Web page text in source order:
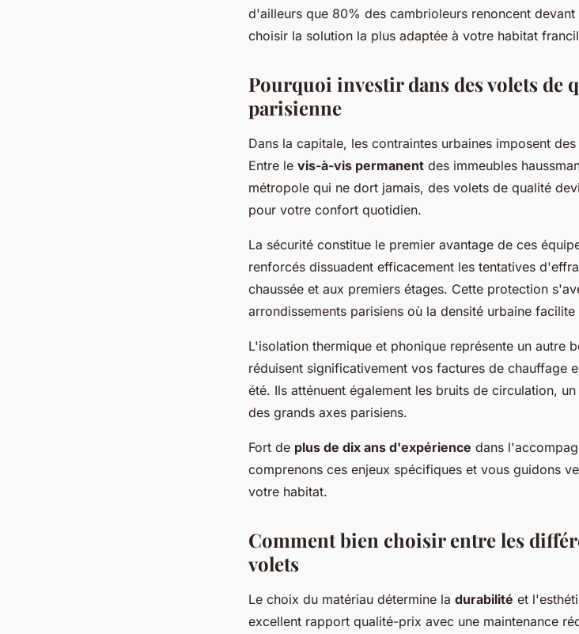
d'ailleurs que 80% des cambrioleurs renoncent
choisir la solution la plus adaptée à votre habitat
Pourquoi investir dans des volets de
parisienne
Dans la capitale, les contraintes urbaines imposent
Entre le vis-à-vis permanent des immeubles
métropole qui ne dort jamais, des volets de qualité
pour votre confort quotidien.
La sécurité constitue le premier avantage de ces
renforcés dissuadent efficacement les tentatives
chaussée et aux premiers étages. Cette protection
arrondissements parisiens où la densité urbaine
L'isolation thermique et phonique représente un autre
réduisent significativement vos factures de chauffage
été. Ils atténuent également les bruits de circulation,
des grands axes parisiens.
Fort de plus de dix ans d'expérience dans
comprenons ces enjeux spécifiques et vous guidons
votre habitat.
Comment bien choisir entre les
volets
Le choix du matériau détermine la durabilité et
excellent rapport qualité-prix avec une maintenance